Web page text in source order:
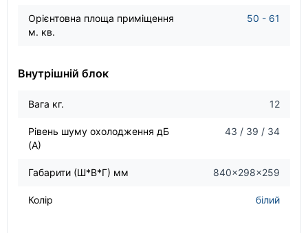
Орієнтовна площа приміщення
м. кв.
50 - 61
Внутрішній блок
Вага кг. 12
Рівень шуму охолодження дБ
(А)
43 / 39 / 34
Габарити (Ш*В*Г) мм 840×298×259
Колір білий